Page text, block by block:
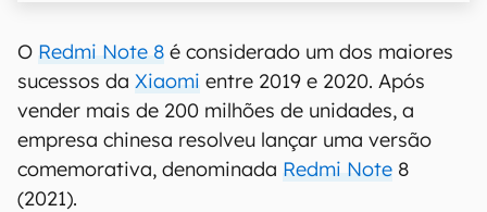
O Redmi Note 8 é considerado um dos maiores
sucessos da Xiaomi entre 2019 e 2020. Após
vender mais de 200 milhões de unidades, a
empresa chinesa resolveu lançar uma versão
comemorativa, denominada Redmi Note 8
(2021).